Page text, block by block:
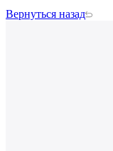
Вернуться назад